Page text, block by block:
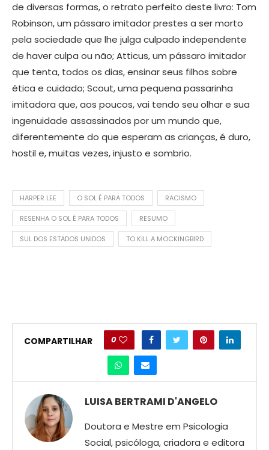
de diversas formas, o retrato perfeito deste livro: Tom
Robinson, um pássaro imitador prestes a ser morto
pela sociedade que lhe julga culpado independente
de haver culpa ou não; Atticus, um pássaro imitador
que tenta, todos os dias, ensinar seus filhos sobre
ética e cuidado; Scout, uma pequena passarinha
imitadora que, aos poucos, vai tendo seu olhar e sua
ingenuidade assassinados por um mundo que,
diferentemente do que esperam as crianças, é duro,
hostil e, muitas vezes, injusto e sombrio.
HARPER LEE O SOL É PARA TODOS RACISMO
RESENHA O SOL É PARA TODOS RESUMO
SUL DOS ESTADOS UNIDOS TO KILL A MOCKINGBIRD
COMPARTILHAR 0
LUISA BERTRAMI D'ANGELO
Doutora e Mestre em Psicologia
Social, psicóloga, criadora e editora